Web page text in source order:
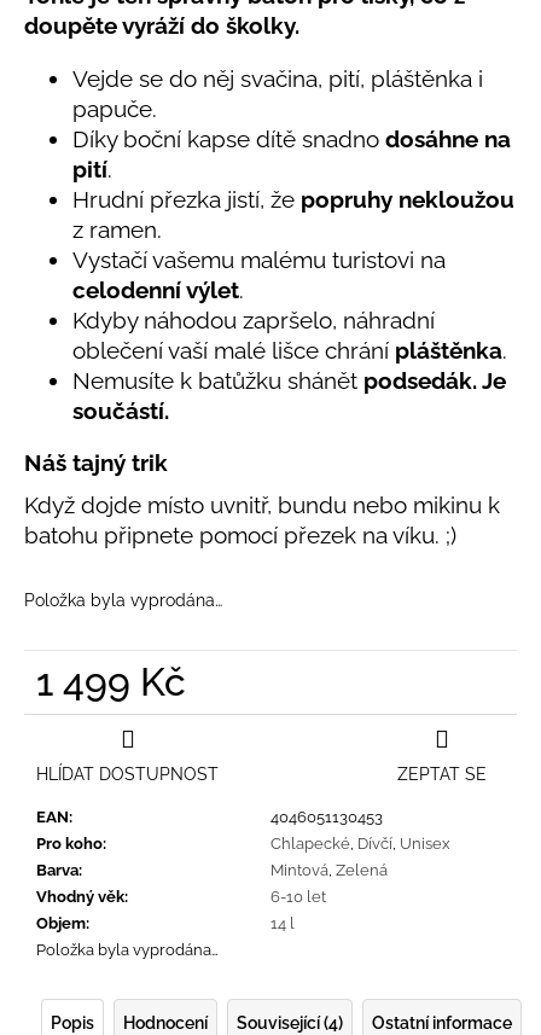
produktu
je
hvězdiček.
doupěte vyráží do školky.
Vejde se do něj svačina, pití, pláštěnka i
papuče.
Díky boční kapse dítě snadno dosáhne na
pití.
Hrudní přezka jistí, že popruhy nekloužou
z ramen.
Vystačí vašemu malému turistovi na
celodenní výlet.
Kdyby náhodou zapršelo, náhradní
oblečení vaší malé lišce chrání pláštěnka.
Nemusíte k batůžku shánět podsedák. Je
součástí.
Náš tajný trik
Když dojde místo uvnitř, bundu nebo mikinu k
batohu připnete pomocí přezek na víku. ;)
Položka byla vyprodána…
1 499 Kč
Měrná
EAN:
4046051130453
Pro koho: Chlapecké, Dívčí, Unisex
Barva: Mintová, Zelená
Vhodný věk:
6-10 let
Objem:
14 l
Položka byla vyprodána…
ZEPTAT SE
HLÍDAT DOSTUPNOST
Popis Hodnocení Související (4) Ostatní informace
u
LETNÍ
KLOBOUČEK
OUŠKY
BÍLÝ